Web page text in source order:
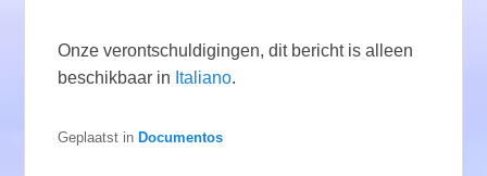
Onze verontschuldigingen, dit bericht is alleen
beschikbaar in Italiano.
Geplaatst in Documentos